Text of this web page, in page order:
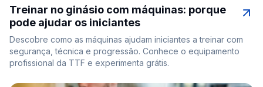
Treinar no ginásio com máquinas: porque
pode ajudar os iniciantes
Descobre como as máquinas ajudam iniciantes a treinar com
segurança, técnica e progressão. Conhece o equipamento
profissional da TTF e experimenta grátis.